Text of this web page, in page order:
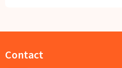
Contact